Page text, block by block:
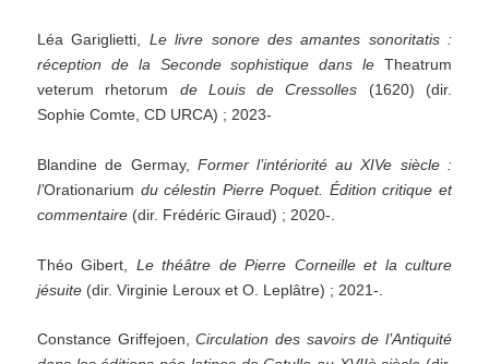
Léa Gariglietti, Le livre sonore des amantes sonoritatis :
réception de la Seconde sophistique dans le Theatrum
veterum rhetorum de Louis de Cressolles (1620) (dir.
Sophie Comte, CD URCA) ; 2023-
Blandine de Germay, Former l’intériorité au XIVe siècle :
l’Orationarium du célestin Pierre Poquet. Édition critique et
commentaire (dir. Frédéric Giraud) ; 2020-.
Théo Gibert, Le théâtre de Pierre Corneille et la culture
jésuite (dir. Virginie Leroux et O. Leplâtre) ; 2021-.
Constance Griffejoen,Circulation des savoirs de l’Antiquité